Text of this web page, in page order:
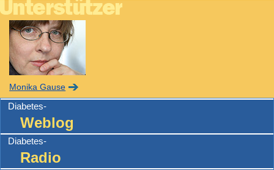
Monika Gause
Diabetes-
Weblog
Diabetes-
Radio